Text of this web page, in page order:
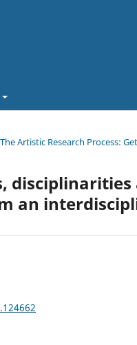
Artistic Research Process:
an